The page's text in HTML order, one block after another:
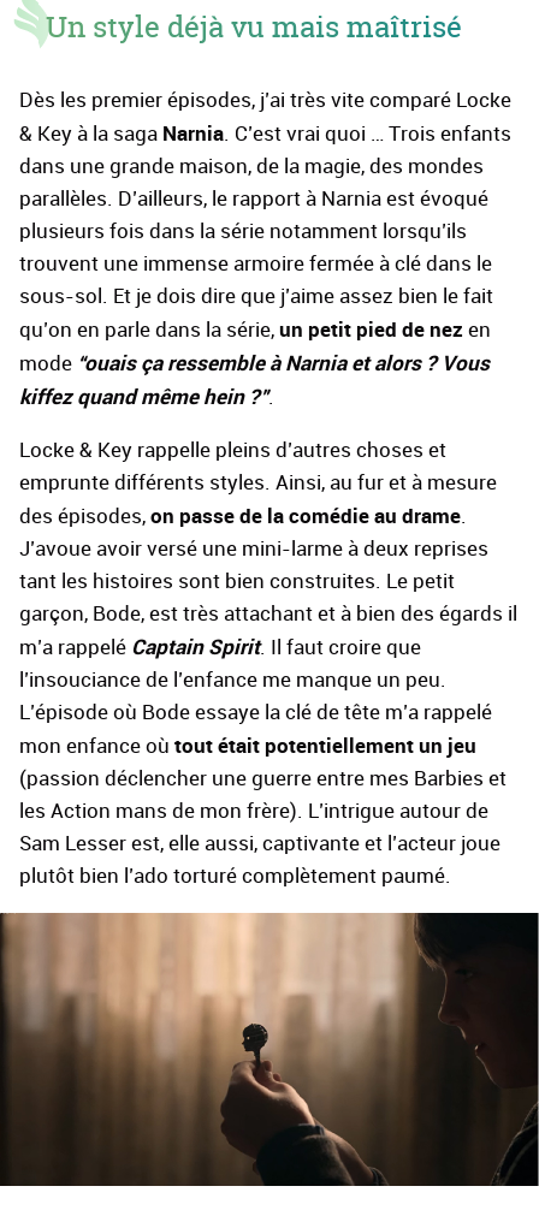
Un style déjà vu mais maîtrisé
Dès les premier épisodes, j’ai très vite comparé Locke
& Key à la saga Narnia . C’est vrai quoi … Trois enfants
dans une grande maison, de la magie, des mondes
parallèles. D’ailleurs, le rapport à Narnia est évoqué
plusieurs fois dans la série notamment lorsqu’ils
trouvent une immense armoire fermée à clé dans le
sous-sol. Et je dois dire que j’aime assez bien le fait
qu’on en parle dans la série, un petit pied de nez en
mode “ouais ça ressemble à Narnia et alors ? Vous
kiffez quand même hein ?”.
Locke & Key rappelle pleins d’autres choses et
emprunte différents styles. Ainsi, au fur et à mesure
des épisodes, on passe de la comédie au drame.
J’avoue avoir versé une mini-larme à deux reprises
tant les histoires sont bien construites. Le petit
garçon, Bode, est très attachant et à bien des égards il
m’a rappelé Captain Spirit. Il faut croire que
l’insouciance de l’enfance me manque un peu.
L’épisode où Bode essaye la clé de tête m’a rappelé
mon enfance où tout était potentiellement un jeu
(passion déclencher une guerre entre mes Barbies et
les Action mans de mon frère). L’intrigue autour de
Sam Lesser est, elle aussi, captivante et l’acteur joue
plutôt bien l’ado torturé complètement paumé.